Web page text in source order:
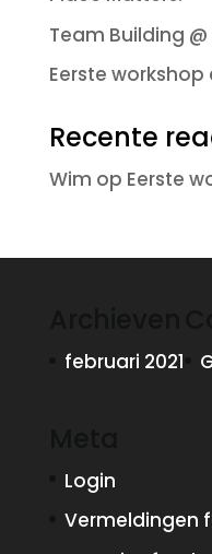
Team Building
Eerste workshop
Recente
Wim op Eerste
februari 2021
Login
Vermeldingen